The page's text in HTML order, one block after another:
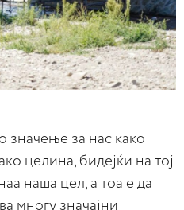
значење за нас како
целина, бидејќи на тој
наша цел, а тоа е да
многу значајни